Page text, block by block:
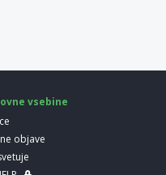
vsebine
objave